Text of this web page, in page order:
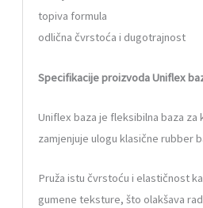
topiva formula
odlična čvrstoća i dugotrajnost
Specifikacije proizvoda Uniflex
Uniflex baza je fleksibilna baza za
zamjenjuje ulogu klasične rubber
Pruža istu čvrstoću i elastičnost
gumene teksture, što olakšava